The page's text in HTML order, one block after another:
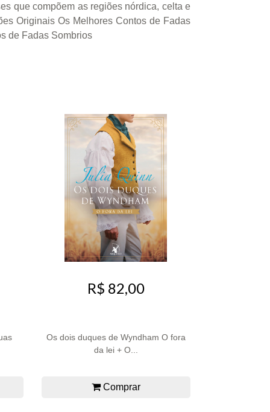
que compõem as regiões nórdica, celta e
Originais Os Melhores Contos de Fadas
de Fadas Sombrios
R$ 82,00
Os dois duques de Wyndham O fora
da lei + O...
Comprar